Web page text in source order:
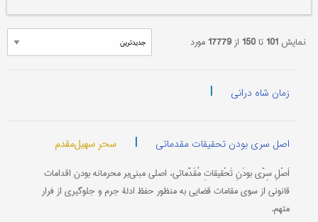
نمایش 101تا150 از17779مورد
زمان شاه درانی |
اصل سری بودن تحقیقات مقدماتی | سحر سهیل‌مقدم
اَصْلِ سِرّی بودَنِ تَحْقیقاتِ مُقَدَّماتی، اصلی مبنی‌بر محرمانه بودن اقدامات
قانونی از سوی مقامات قضایی به منظور حفظ ادلۀ جرم و جلوگیری از فرار
متهم.